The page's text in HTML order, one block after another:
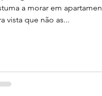
a morar em
vista que não as...